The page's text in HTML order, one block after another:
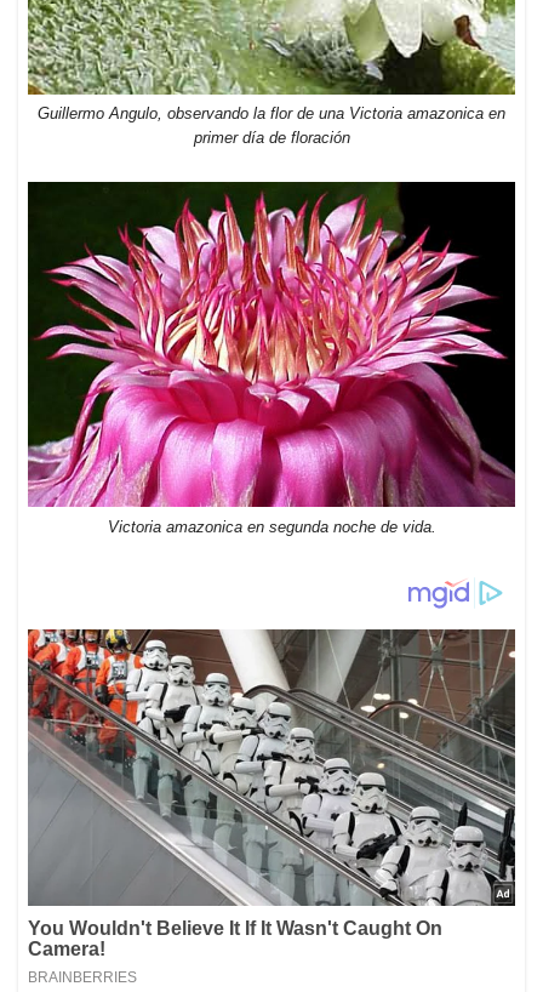
Guillermo Angulo, observando la flor de una Victoria amazonica en
primer día de floración
Victoria amazonica en segunda noche de vida.